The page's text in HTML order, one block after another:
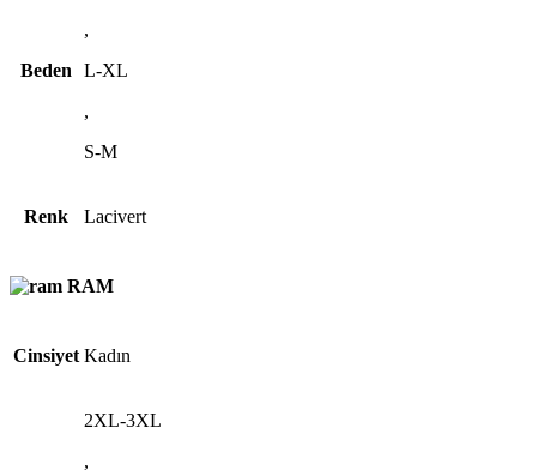
Beden
,
L-XL
,
S-M
Renk Lacivert
RAM
Cinsiyet Kadın
2XL-3XL
,